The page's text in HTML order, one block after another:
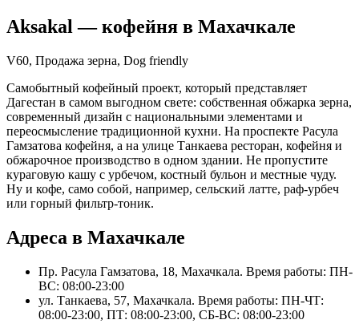
Aksakal — кофейня в Махачкале
V60, Продажа зерна, Dog friendly
Самобытный кофейный проект, который представляет
Дагестан в самом выгодном свете: собственная обжарка зерна,
современный дизайн с национальными элементами и
переосмысление традиционной кухни. На проспекте Расула
Гамзатова кофейня, а на улице Танкаева ресторан, кофейня и
обжарочное производство в одном здании. Не пропустите
кураговую кашу с урбечом, костный бульон и местные чуду.
Ну и кофе, само собой, например, сельский латте, раф-урбеч
или горный фильтр-тоник.
Адреса в Махачкале
Пр. Расула Гамзатова, 18, Махачкала. Время работы: ПН-
ВС: 08:00-23:00
ул. Танкаева, 57, Махачкала. Время работы: ПН-ЧТ:
08:00-23:00, ПТ: 08:00-23:00, СБ-ВС: 08:00-23:00